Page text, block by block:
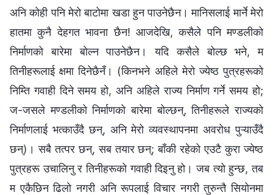
अनि कोही पनि मेरो बाटोमा खडा हुन पाउनेछैन। मानिसलाई मार्ने मेरो
हातमा कुनै देहगत भावना छैन! आजदेखि, कसैले पनि मण्डलीको
निर्माणको बारेमा बोल्न पाउनेछैन। यदि कसैले बोल्छ भने, म
तिनीहरूलाई क्षमा दिनेछैनँ। (किनभने अहिले मेरो ज्येष्ठ पुत्रहरूको
निम्ति गवाही दिने समय हो, अनि अहिले राज्य निर्माण गर्ने समय हो;
ज-जसले मण्डलीको निर्माणको बारेमा बोल्छन्, तिनीहरूले राज्यको
निर्माणलाई भत्काउँदै छन्, अनि मेरो व्यवस्थापनमा अवरोध पुऱ्याउँदै
छन्)। सबै तत्पर छन्, सब तयार छन्; बाँकी रहेको एउटै कुरा ज्येष्ठ
पुत्रहरू उचालिनु र तिनीहरूको गवाही दिइनु हो। जब त्यो हुन्छ, तब
म एकैछिन ढिलो नगरी अनि रूपलाई विचार नगरी तुरुन्तै सियोनमा